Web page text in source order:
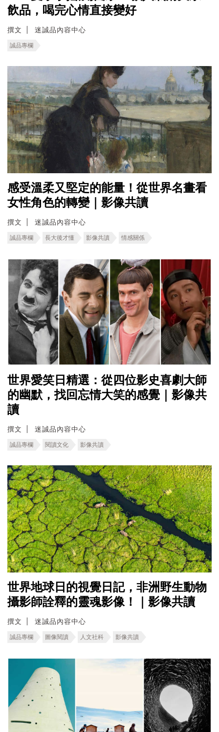
飲品，喝完心情直接變好
撰文 迷誠品內容中心
誠品專欄
感受溫柔又堅定的能量！從世界名畫看
女性角色的轉變｜影像共讀
撰文 迷誠品內容中心
誠品專欄 長大後才懂 影像共讀 情感關係
世界愛笑日精選：從四位影史喜劇大師
的幽默，找回忘情大笑的感覺｜影像共
讀
撰文 迷誠品內容中心
誠品專欄 閱讀文化 影像共讀
世界地球日的視覺日記，非洲野生動物
攝影師詮釋的靈魂影像！｜影像共讀
撰文 迷誠品內容中心
誠品專欄 圖像閱讀 人文社科 影像共讀